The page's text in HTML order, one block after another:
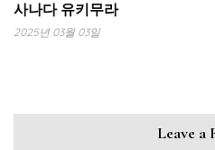
사나다 유키무라
2025년 03월 03일
Leave a